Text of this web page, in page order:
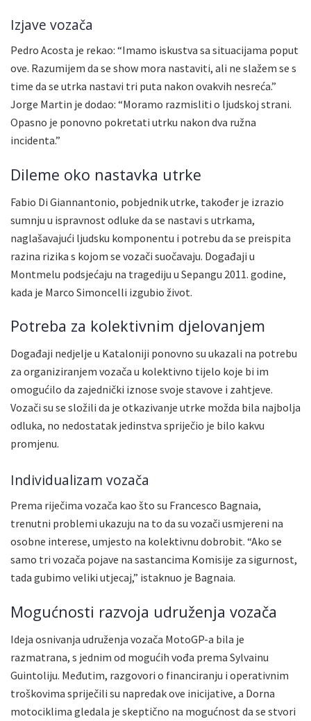
Izjave vozača
Pedro Acosta je rekao: “Imamo iskustva sa situacijama poput
ove. Razumijem da se show mora nastaviti, ali ne slažem se s
time da se utrka nastavi tri puta nakon ovakvih nesreća.”
Jorge Martin je dodao: “Moramo razmisliti o ljudskoj strani.
Opasno je ponovno pokretati utrku nakon dva ružna
incidenta.”
Dileme oko nastavka utrke
Fabio Di Giannantonio, pobjednik utrke, također je izrazio
sumnju u ispravnost odluke da se nastavi s utrkama,
naglašavajući ljudsku komponentu i potrebu da se preispita
razina rizika s kojom se vozači suočavaju. Događaji u
Montmelu podsjećaju na tragediju u Sepangu 2011. godine,
kada je Marco Simoncelli izgubio život.
Potreba za kolektivnim djelovanjem
Događaji nedjelje u Kataloniji ponovno su ukazali na potrebu
za organiziranjem vozača u kolektivno tijelo koje bi im
omogućilo da zajednički iznose svoje stavove i zahtjeve.
Vozači su se složili da je otkazivanje utrke možda bila najbolja
odluka, no nedostatak jedinstva spriječio je bilo kakvu
promjenu.
Individualizam vozača
Prema riječima vozača kao što su Francesco Bagnaia,
trenutni problemi ukazuju na to da su vozači usmjereni na
osobne interese, umjesto na kolektivnu dobrobit. “Ako se
samo tri vozača pojave na sastancima Komisije za sigurnost,
tada gubimo veliki utjecaj,” istaknuo je Bagnaia.
Mogućnosti razvoja udruženja vozača
Ideja osnivanja udruženja vozača MotoGP-a bila je
razmatrana, s jednim od mogućih vođa prema Sylvainu
Guintoliju. Međutim, razgovori o financiranju i operativnim
troškovima spriječili su napredak ove inicijative, a Dorna
motociklima gledala je skeptično na mogućnost da se stvori